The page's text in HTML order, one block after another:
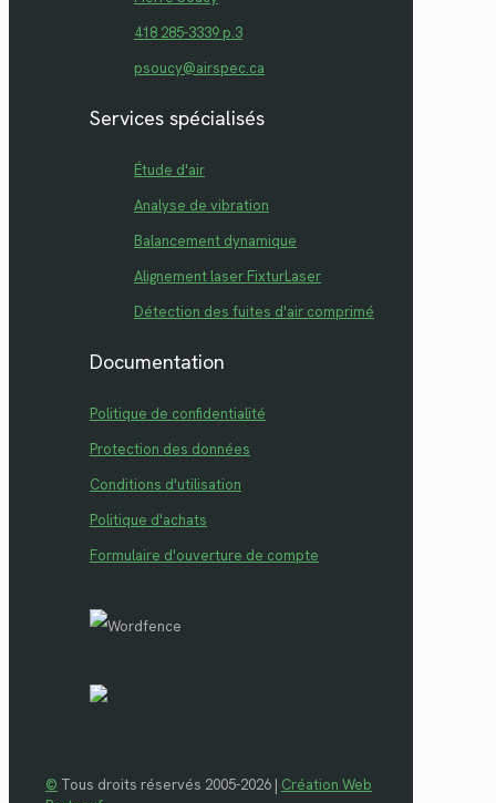
418 285-3339 p.3
psoucy@airspec.ca
Services spécialisés
Étude d'air
Analyse de vibration
Balancement dynamique
Alignement laser FixturLaser
Détection des fuites d'air comprimé
Documentation
Politique de confidentialité
Protection des données
Conditions d'utilisation
Politique d'achats
Formulaire d'ouverture de compte
© Tous droits réservés 2005-2026 | Création Web